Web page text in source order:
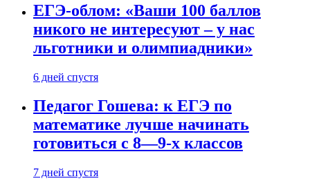
ЕГЭ-облом: «Ваши 100 баллов
никого не интересуют – у нас
льготники и олимпиадники»
6 дней спустя
Педагог Гошева: к ЕГЭ по
математике лучше начинать
готовиться с 8—9-х классов
7 дней спустя